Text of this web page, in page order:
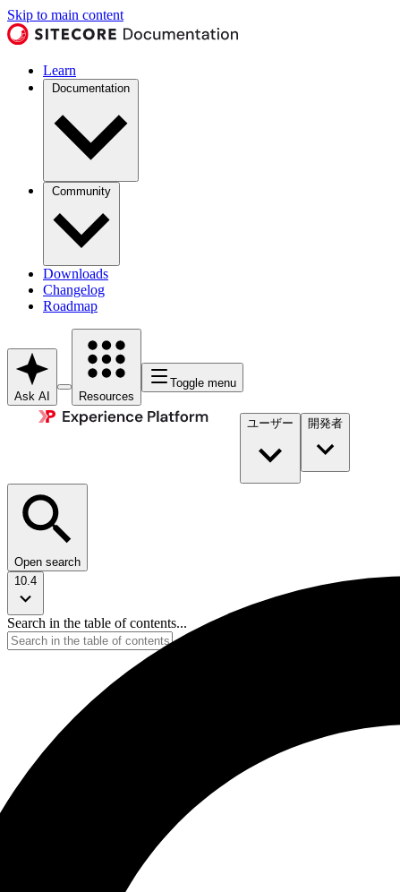
Skip to main content
Learn
Documentation
Community
Downloads
Changelog
Roadmap
Ask AI Resources
Toggle menu
ユーザー 開発者​
Open search
10.4
Search in the table of contents...